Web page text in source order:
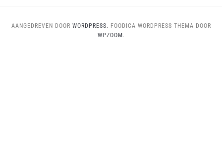
AANGEDREVEN DOOR WORDPRESS. FOODICA WORDPRESS THEMA DOOR
WPZOOM.